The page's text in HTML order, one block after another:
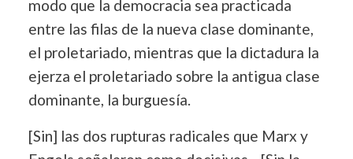
modo que la democracia sea practicada
entre las filas de la nueva clase dominante,
el proletariado, mientras que la dictadura la
ejerza el proletariado sobre la antigua clase
dominante, la burguesía.
[Sin] las dos rupturas radicales que Marx y